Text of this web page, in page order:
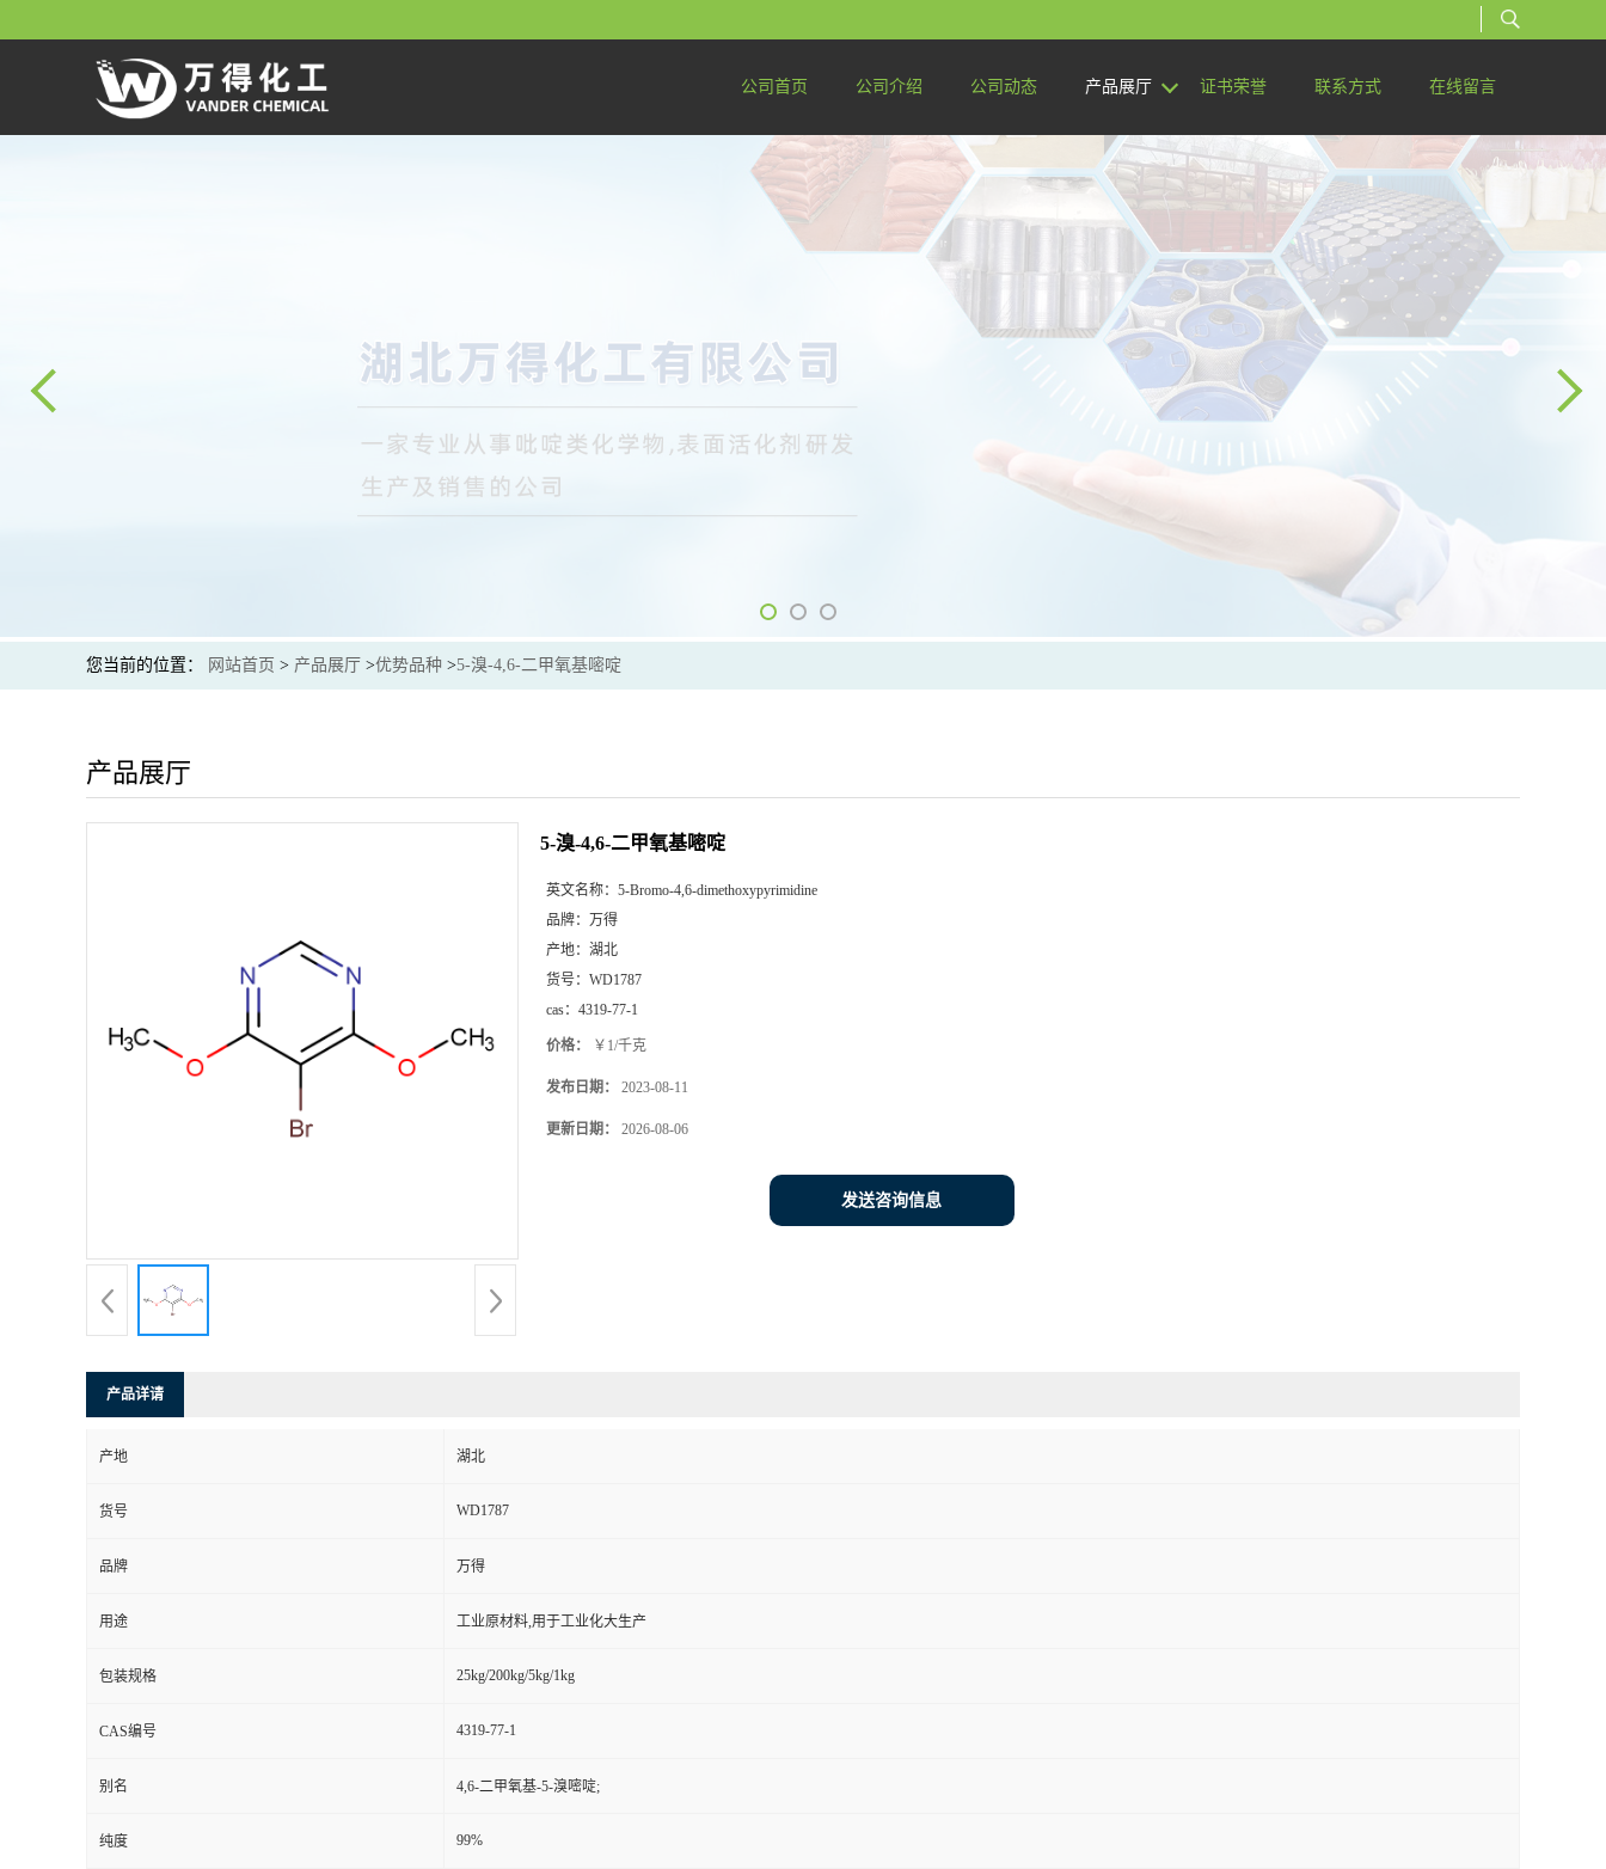
公司首页 公司介绍 公司动态 产品展厅 证书荣誉 联系方式 在线留言
您当前的位置： 网站首页 > 产品展厅 >优势品种 >5-溴-4,6-二甲氧基嘧啶
产品展厅
5-溴-4,6-二甲氧基嘧啶
英文名称： 5-Bromo-4,6-dimethoxypyrimidine
品牌： 万得
产地： 湖北
货号： WD1787
cas： 4319-77-1
价格： ￥1/千克
发布日期： 2023-08-11
更新日期： 2026-08-06
发送咨询信息
产品详请
产地 湖北
货号 WD1787
品牌 万得
用途 工业原材料,用于工业化大生产
包装规格 25kg/200kg/5kg/1kg
CAS编号 4319-77-1
别名 4,6-二甲氧基-5-溴嘧啶;
纯度 99%